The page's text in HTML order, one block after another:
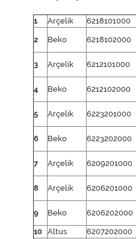
1 Arçelik 6218101000
2 Beko 6218102000
3 Arçelik 6212101000
4 Beko 6212102000
5 Arçelik 6223201000
6 Beko 6223202000
7 Arçelik 6209201000
8 Arçelik 6206201000
9 Beko 6206202000
10 Altus 6207202000